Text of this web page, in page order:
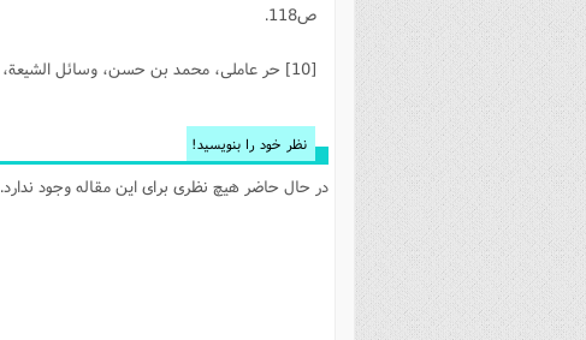
ص118.
[10] حر عاملى، محمد بن حسن‏، وسائل الشيعة، قم‏: مؤسسة آل البيت (عليهم‌السلام)، 1409ق، ج21، ص514.
نظر خود را بنویسید!
در حال حاضر هیچ نظری برای این مقاله وجود ندارد.